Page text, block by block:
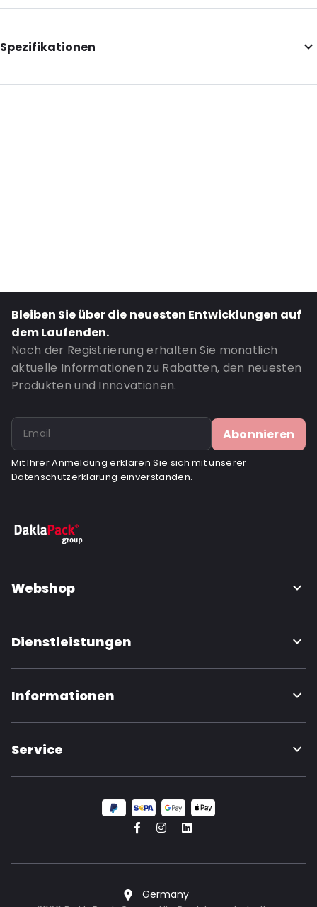
Spezifikationen
Internal Length: 220
Bleiben Sie über die neuesten Entwicklungen auf
dem Laufenden.
Nach der Registrierung erhalten Sie monatlich
aktuelle Informationen zu Rabatten, den neuesten
Produkten und Innovationen.
Abonnieren
Mit Ihrer Anmeldung erklären Sie sich mit unserer
Datenschutzerklärung einverstanden.
Webshop
Dienstleistungen
Informationen
Service
Germany